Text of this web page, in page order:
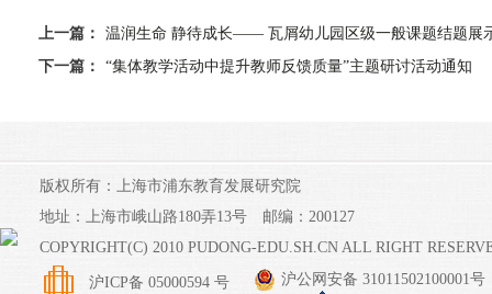
上一篇：
温润生命 静待成长—— 瓦屑幼儿园区级一般课题结题展
下一篇：
“集体教学活动中提升教师反馈质量”主题研讨活动通知
版权所有：上海市浦东教育发展研究院
地址：上海市峨山路180弄13号 邮编：200127
COPYRIGHT(C) 2010 PUDONG-EDU.SH.CN ALL RIGHT
沪ICP备 05000594 号 沪公网安备 31011502100001号